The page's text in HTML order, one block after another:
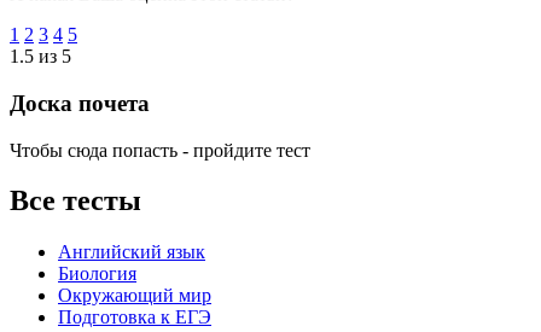
1 2 3 4 5
1.5 из 5
Доска почета
Чтобы сюда попасть - пройдите тест
Все тесты
Английский язык
Биология
Окружающий мир
Подготовка к ЕГЭ